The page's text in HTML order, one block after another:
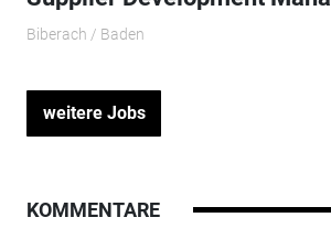
Biberach / Baden
weitere Jobs
KOMMENTARE